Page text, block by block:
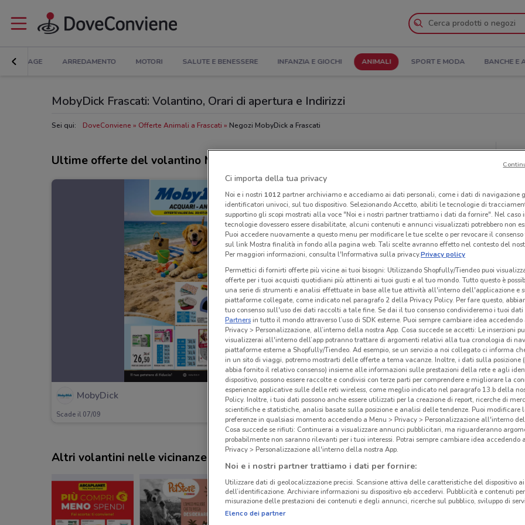
BRICOLAGE ARREDAMENTO MOTORI SALUTE E BENESSERE INFANZIA E GIOCHI ANIMALI SPORT E MODA BANCHE E
MobyDick Frascati: Volantino, Orari di apertura e Indirizzi
Sei qui: DoveConviene Offerte Animali a Frascati Negozi MobyDick a Frascati
Ultime offerte del volantino MobyDick
MobyDick
Scade il 07/09 7.9 km
Altri volantini nelle vicinanze
di
e
Ci importa della tua privacy
Noi e i nostri 1012partner archiviamo e accediamo ai dati personali, come i dati di navigazione
identificatori univoci, sul tuo dispositivo. Selezionando Accetto, abiliti le tecnologie di
supportino gli scopi mostrati alla voce "Noi e i nostri partner trattiamo i dati da fornire". Nel caso
tecnologie dovessero essere disabilitate, alcuni contenuti e annunci visualizzati potrebbero non
Puoi accedere nuovamente a questo menu per modificare le tue scelte o per revocare il
sul link Mostra finalità in fondo alla pagina web. Tali scelte avranno effetto nel contesto del
Per maggiori informazioni, consulta l'Informativa sulla privacy.Privacy policy
Permettici di fornirti offerte più vicine ai tuoi bisogni: Utilizzando Shopfully/Tiendeo puoi
offerte per i tuoi acquisti quotidiani più attinenti ai tuoi gusti e al tuo mondo. Tutto questo è
una serie di strumenti e analisi effettuate in base alle tue attività all'interno dell'applicazione e
piattaforme collegate, come indicato nel paragrafo 2 della Privacy Policy. Per fare questo,
tuo consenso sull'uso dei dati raccolti a tale fine. Se dai il tuo consenso condivideremo i tuoi dati
Partnersin tutto il mondo attraverso l’uso di SDK esterne. Puoi sempre cambiare idea accedendo
Privacy > Personalizzazione, all’interno della nostra App. Cosa succede se accetti: Le inserzioni
visualizzerai all'interno dell’app potranno trattare di argomenti relativi alla tua cronologia di
piattaforme esterne a Shopfully/Tiendeo. Ad esempio, se un servizio a noi collegato ci informa
in un sito di viaggi, potremo mostrarti delle offerte a tema vacanze. Inoltre, i dati sulla posizione
abbia fornito il relativo consenso) insieme alle informazioni sulle prestazioni della rete e agli
dispositivo, possono essere raccolte e condivisi con terze parti per comprendere e migliorare la
esperienze applicative sulle delle reti wireless, come meglio indicato nel paragrafo 13.b della
Policy. Inoltre, i tuoi dati possono anche essere utilizzati per la creazione di report, ricerche di
scientifiche e statistiche, analisi basate sulla posizione e analisi delle tendenze. Puoi modificare
preferenze in qualsiasi momento accedendo a Menu > Privacy > Personalizzazione all'interno
Cosa succede se rifiuti: Continuerai a visualizzare annunci pubblicitari, ma riguarderanno
probabilmente non saranno rilevanti per i tuoi interessi. Potrai sempre cambiare idea accedendo
Privacy > Personalizzazione all'interno della nostra App.
Noi e i nostri partner trattiamo i dati per fornire:
Utilizzare dati di geolocalizzazione precisi. Scansione attiva delle caratteristiche del dispositivo
dell’identificazione. Archiviare informazioni su dispositivo e/o accedervi. Pubblicità e contenuti
misurazione delle prestazioni dei contenuti e degli annunci, ricerche sul pubblico, sviluppo di
Elenco dei partner